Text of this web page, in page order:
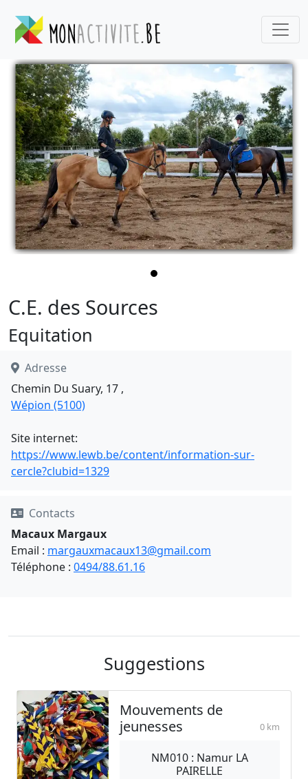
C.E. des Sources
Equitation
Adresse
Chemin Du Suary, 17 ,
Wépion (5100)
Site internet:
https://www.lewb.be/content/information-sur-
cercle?clubid=1329
Contacts
Macaux Margaux
Email : margauxmacaux13@gmail.com
Téléphone : 0494/88.61.16
Suggestions
Mouvements de
jeunesses
0 km
NM010 : Namur LA
PAIRELLE